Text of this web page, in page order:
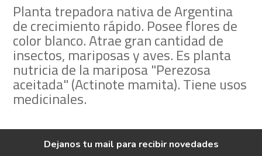
Planta trepadora nativa de Argentina
de crecimiento rápido. Posee flores de
color blanco. Atrae gran cantidad de
insectos, mariposas y aves. Es planta
nutricia de la mariposa "Perezosa
aceitada" (Actinote mamita). Tiene usos
medicinales.
Dejanos tu mail para recibir novedades